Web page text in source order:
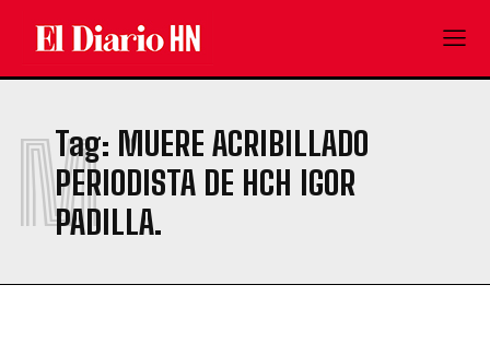
Tag: MUERE ACRIBILLADO
PERIODISTA DE HCH IGOR
PADILLA.
M